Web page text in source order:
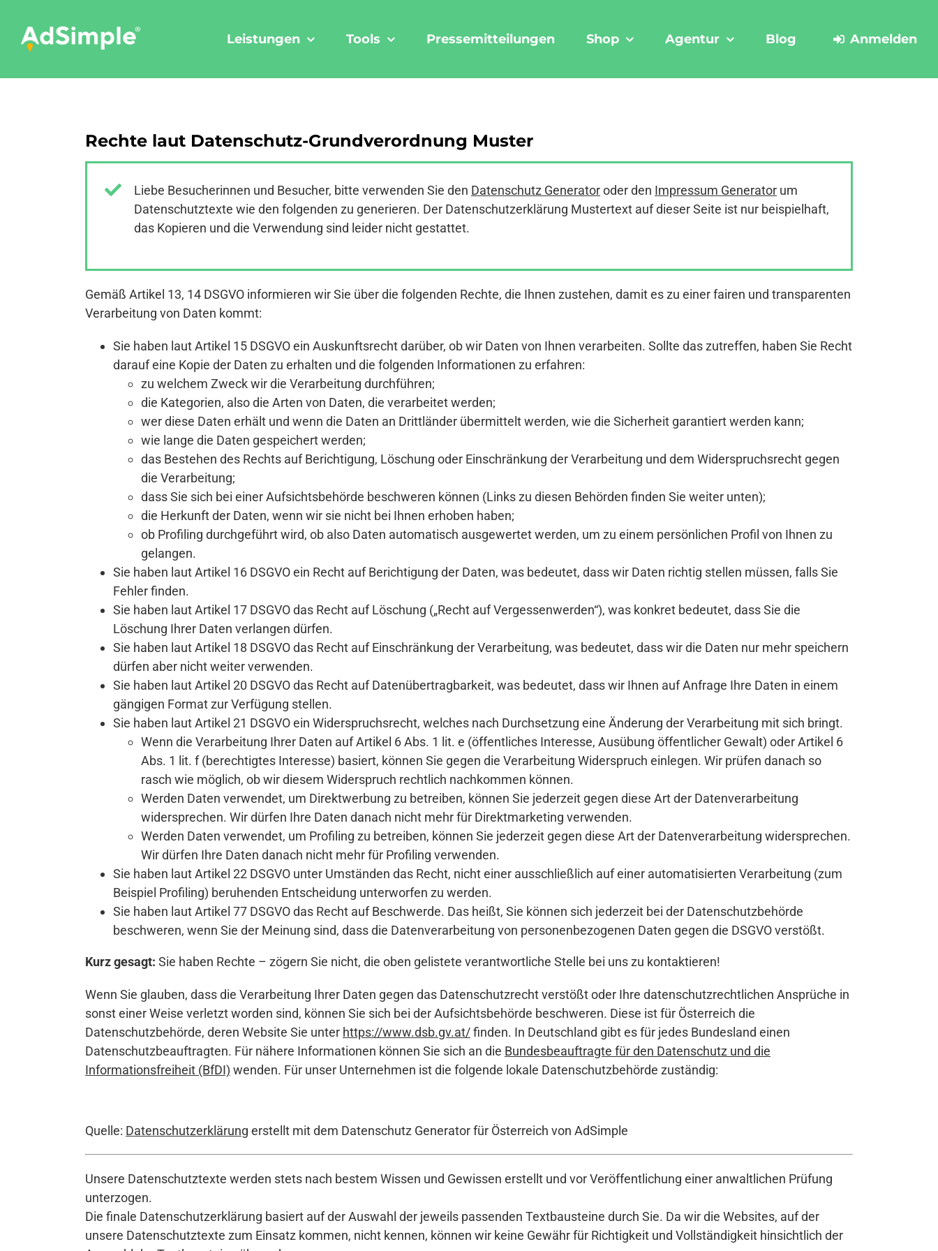
content
Leistungen Tools Pressemitteilungen Shop Agentur Blog Anmelden
Rechte laut Datenschutz-Grundverordnung Muster
Liebe Besucherinnen und Besucher, bitte verwenden Sie den Datenschutz Generatoroder den Impressum Generator um
Datenschutztexte wie den folgenden zu generieren. Der Datenschutzerklärung Mustertext auf dieser Seite ist nur beispielhaft,
das Kopieren und die Verwendung sind leider nicht gestattet.
Gemäß Artikel 13, 14 DSGVO informieren wir Sie über die folgenden Rechte, die Ihnen zustehen, damit es zu einer fairen und transparenten
Verarbeitung von Daten kommt:
Sie haben laut Artikel 15 DSGVO ein Auskunftsrecht darüber, ob wir Daten von Ihnen verarbeiten. Sollte das zutreffen, haben Sie Recht
darauf eine Kopie der Daten zu erhalten und die folgenden Informationen zu erfahren:
zu welchem Zweck wir die Verarbeitung durchführen;
die Kategorien, also die Arten von Daten, die verarbeitet werden;
wer diese Daten erhält und wenn die Daten an Drittländer übermittelt werden, wie die Sicherheit garantiert werden kann;
wie lange die Daten gespeichert werden;
das Bestehen des Rechts auf Berichtigung, Löschung oder Einschränkung der Verarbeitung und dem Widerspruchsrecht gegen
die Verarbeitung;
dass Sie sich bei einer Aufsichtsbehörde beschweren können (Links zu diesen Behörden finden Sie weiter unten);
die Herkunft der Daten, wenn wir sie nicht bei Ihnen erhoben haben;
ob Profiling durchgeführt wird, ob also Daten automatisch ausgewertet werden, um zu einem persönlichen Profil von Ihnen zu
gelangen.
Sie haben laut Artikel 16 DSGVO ein Recht auf Berichtigung der Daten, was bedeutet, dass wir Daten richtig stellen müssen, falls Sie
Fehler finden.
Sie haben laut Artikel 17 DSGVO das Recht auf Löschung („Recht auf Vergessenwerden“), was konkret bedeutet, dass Sie die
Löschung Ihrer Daten verlangen dürfen.
Sie haben laut Artikel 18 DSGVO das Recht auf Einschränkung der Verarbeitung, was bedeutet, dass wir die Daten nur mehr speichern
dürfen aber nicht weiter verwenden.
Sie haben laut Artikel 20 DSGVO das Recht auf Datenübertragbarkeit, was bedeutet, dass wir Ihnen auf Anfrage Ihre Daten in einem
gängigen Format zur Verfügung stellen.
Sie haben laut Artikel 21 DSGVO ein Widerspruchsrecht, welches nach Durchsetzung eine Änderung der Verarbeitung mit sich bringt.
Wenn die Verarbeitung Ihrer Daten auf Artikel 6 Abs. 1 lit. e (öffentliches Interesse, Ausübung öffentlicher Gewalt) oder Artikel 6
Abs. 1 lit. f (berechtigtes Interesse) basiert, können Sie gegen die Verarbeitung Widerspruch einlegen. Wir prüfen danach so
rasch wie möglich, ob wir diesem Widerspruch rechtlich nachkommen können.
Werden Daten verwendet, um Direktwerbung zu betreiben, können Sie jederzeit gegen diese Art der Datenverarbeitung
widersprechen. Wir dürfen Ihre Daten danach nicht mehr für Direktmarketing verwenden.
Werden Daten verwendet, um Profiling zu betreiben, können Sie jederzeit gegen diese Art der Datenverarbeitung widersprechen.
Wir dürfen Ihre Daten danach nicht mehr für Profiling verwenden.
Sie haben laut Artikel 22 DSGVO unter Umständen das Recht, nicht einer ausschließlich auf einer automatisierten Verarbeitung (zum
Beispiel Profiling) beruhenden Entscheidung unterworfen zu werden.
Sie haben laut Artikel 77 DSGVO das Recht auf Beschwerde. Das heißt, Sie können sich jederzeit bei der Datenschutzbehörde
beschweren, wenn Sie der Meinung sind, dass die Datenverarbeitung von personenbezogenen Daten gegen die DSGVO verstößt.
Kurz gesagt: Sie haben Rechte – zögern Sie nicht, die oben gelistete verantwortliche Stelle bei uns zu kontaktieren!
Wenn Sie glauben, dass die Verarbeitung Ihrer Daten gegen das Datenschutzrecht verstößt oder Ihre datenschutzrechtlichen Ansprüche in
sonst einer Weise verletzt worden sind, können Sie sich bei der Aufsichtsbehörde beschweren. Diese ist für Österreich die
Datenschutzbehörde, deren Website Sie unter https://www.dsb.gv.at/finden. In Deutschland gibt es für jedes Bundesland einen
Datenschutzbeauftragten. Für nähere Informationen können Sie sich an die Bundesbeauftragte für den Datenschutz und die
Informationsfreiheit (BfDI) wenden. Für unser Unternehmen ist die folgende lokale Datenschutzbehörde zuständig:
Quelle: Datenschutzerklärung erstellt mit dem Datenschutz Generator für Österreich von AdSimple
Unsere Datenschutztexte werden stets nach bestem Wissen und Gewissen erstellt und vor Veröffentlichung einer anwaltlichen Prüfung
unterzogen.
Die finale Datenschutzerklärung basiert auf der Auswahl der jeweils passenden Textbausteine durch Sie. Da wir die Websites, auf der
unsere Datenschutztexte zum Einsatz kommen, nicht kennen, können wir keine Gewähr für Richtigkeit und Vollständigkeit hinsichtlich der